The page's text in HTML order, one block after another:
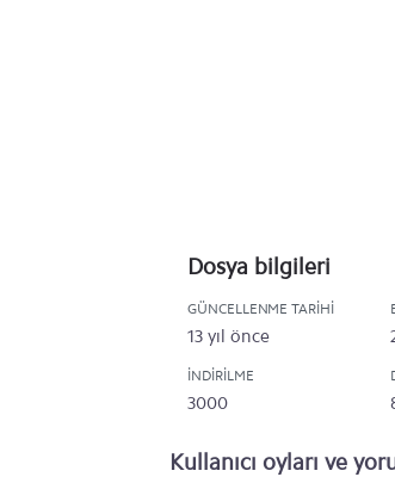
Dosya bilgileri
GÜNCELLENME TARIHI
13 yıl önce
İNDIRILME
3000
Kullanıcı oyları ve